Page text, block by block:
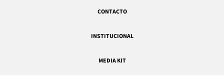
CONTACTO
INSTITUCIONAL
MEDIA KIT